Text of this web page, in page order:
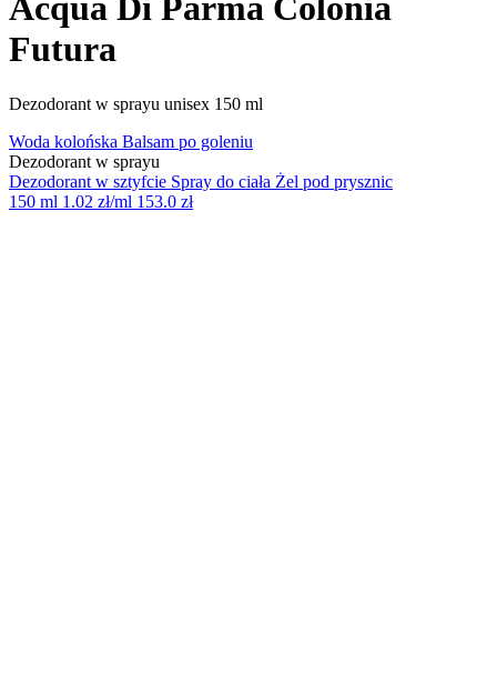
Futura
Dezodorant w sprayu unisex 150 ml
Woda kolońska Balsam po goleniu
Dezodorant w sprayu
Dezodorant w sztyfcie Spray do ciała Żel pod prysznic
150 ml 1.02 zł/ml 153.0 zł